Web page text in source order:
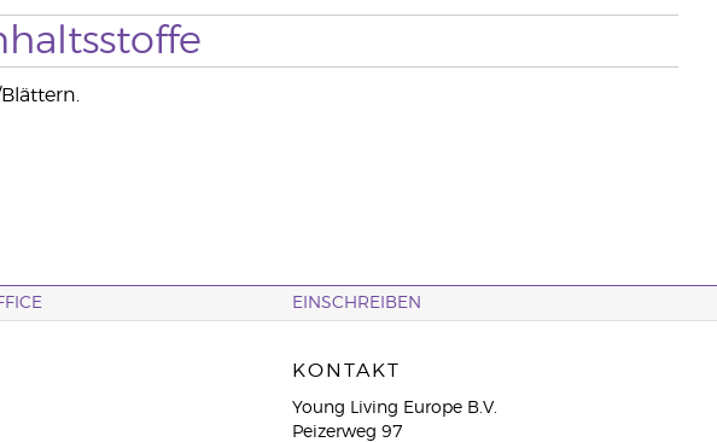
EINSCHREIBEN
KONTAKT
Young Living Europe B.V.
Peizerweg 97